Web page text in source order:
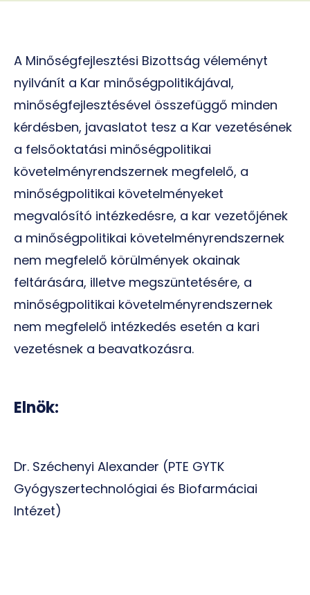
A Minőségfejlesztési Bizottság véleményt
nyilvánít a Kar minőségpolitikájával,
minőségfejlesztésével összefüggő minden
kérdésben, javaslatot tesz a Kar vezetésének
a felsőoktatási minőségpolitikai
követelményrendszernek megfelelő, a
minőségpolitikai követelményeket
megvalósító intézkedésre, a kar vezetőjének
a minőségpolitikai követelményrendszernek
nem megfelelő körülmények okainak
feltárására, illetve megszüntetésére, a
minőségpolitikai követelményrendszernek
nem megfelelő intézkedés esetén a kari
vezetésnek a beavatkozásra.
Elnök:
Dr. Széchenyi Alexander (PTE GYTK
Gyógyszertechnológiai és Biofarmáciai
Intézet)